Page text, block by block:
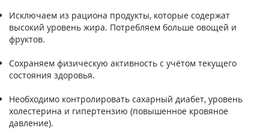
Исключаем из рациона продукты, которые содержат
высокий уровень жира. Потребляем больше овощей и
фруктов.
Сохраняем физическую активность с учётом текущего
состояния здоровья.
Необходимо контролировать сахарный диабет, уровень
холестерина и гипертензию (повышенное кровяное
давление).